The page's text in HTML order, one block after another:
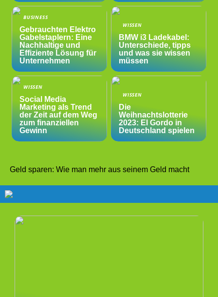
BUSINESS
Gebrauchten Elektro
Gabelstaplern: Eine
Nachhaltige und
Effiziente Lösung für
Unternehmen
WISSEN
BMW i3 Ladekabel:
Unterschiede, tipps
und was sie wissen
müssen
WISSEN
Social Media
Marketing als Trend
der Zeit auf dem Weg
zum finanziellen
Gewinn
WISSEN
Die
Weihnachtslotterie
2023: El Gordo in
Deutschland spielen
Geld sparen: Wie man mehr aus seinem Geld macht